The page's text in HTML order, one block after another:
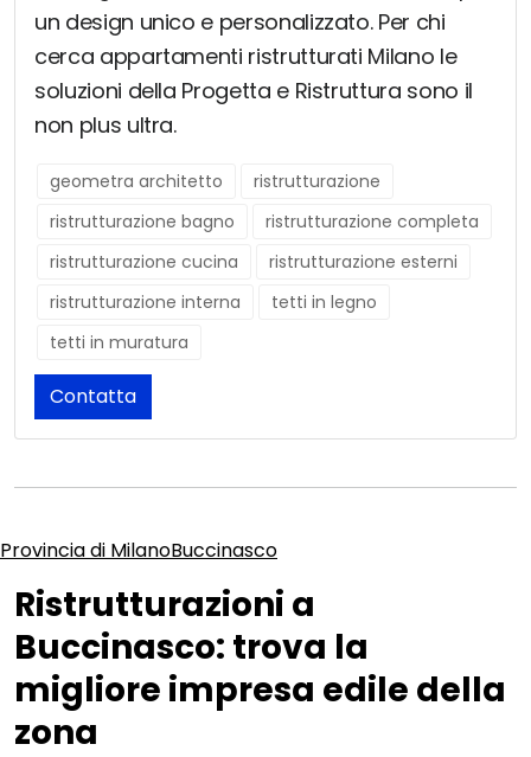
un design unico e personalizzato. Per chi
cerca appartamenti ristrutturati Milano le
soluzioni della Progetta e Ristruttura sono il
non plus ultra.
geometra architetto
ristrutturazione
ristrutturazione bagno
ristrutturazione completa
ristrutturazione cucina
ristrutturazione esterni
ristrutturazione interna
tetti in legno
tetti in muratura
Contatta
Provincia di MilanoBuccinasco
Ristrutturazioni a
Buccinasco: trova la
migliore impresa edile della
zona